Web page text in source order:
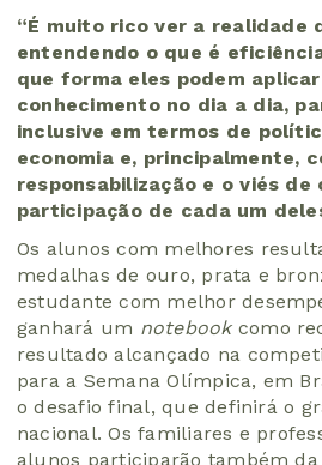
“É muito rico ver a realidade
entendendo o que é
que forma eles podem
conhecimento no dia a dia,
inclusive em termos de
economia e, principalmente,
responsabilização e o viés de
participação de cada um
Os alunos com melhores
medalhas de ouro, prata e
estudante com melhor
ganhará um notebookcomo
resultado alcançado na
para a Semana Olímpica, em
o desafio final, que definirá o
nacional. Os familiares e
alunos participarão também